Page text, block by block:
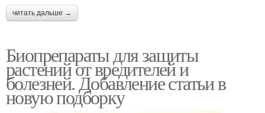
читать дальше →
Биопрепараты для защиты
растений от вредителей и
болезней. Добавление статьи в
новую подборку